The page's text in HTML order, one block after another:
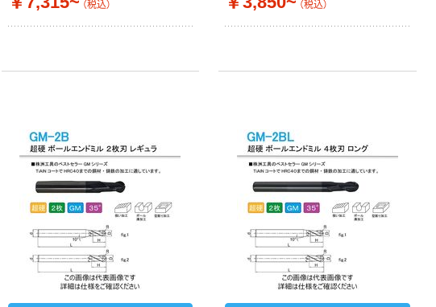
（税込） （税込）